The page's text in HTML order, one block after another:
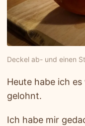
Deckel ab- und einen
Heute habe ich
gelohnt.
Ich habe mir